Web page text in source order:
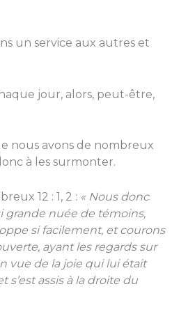
un service aux autres et
jour, alors, peut-être,
nous avons de nombreux
à les surmonter.
12 : 1, 2 : « Nous donc
grande nuée de témoins,
si facilement, et courons
ayant les regards sur
vue de la joie qui lui était
s’est assis à la droite du